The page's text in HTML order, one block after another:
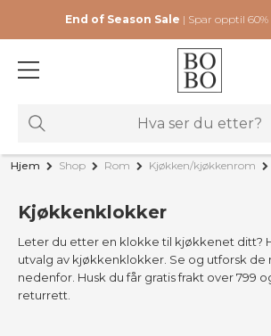
End of Season Sale | Spar opptil 60%
Hjem Shop Rom Kjøkken/kjøkkenrom
Kjøkkenklokker
Leter du etter en klokke til kjøkkenet ditt?
utvalg av kjøkkenklokker. Se og utforsk de
nedenfor. Husk du får gratis frakt over 799
returrett.